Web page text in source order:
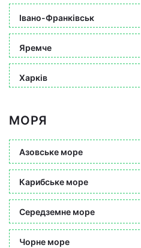
Івано-Франківськ
Яремче
Харків
МОРЯ
Азовське море
Карибське море
Середземне море
Чорне море